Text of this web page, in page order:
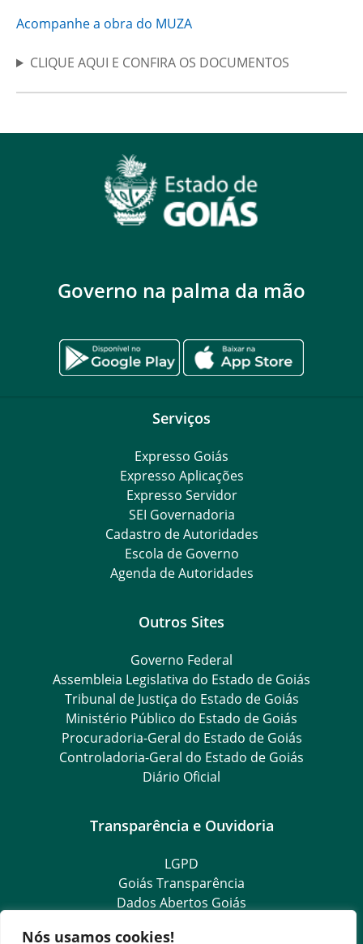
Nós usamos cookies!
Acompanhe a obra do MUZA
CLIQUE AQUI E CONFIRA OS DOCUMENTOS
Governo na palma da mão
Serviços
Expresso Goiás
Expresso Aplicações
Expresso Servidor
SEI Governadoria
Cadastro de Autoridades
Escola de Governo
Agenda de Autoridades
Outros Sites
Governo Federal
Assembleia Legislativa do Estado de Goiás
Tribunal de Justiça do Estado de Goiás
Ministério Público do Estado de Goiás
Procuradoria-Geral do Estado de Goiás
Controladoria-Geral do Estado de Goiás
Diário Oficial
Transparência e Ouvidoria
LGPD
Goiás Transparência
Dados Abertos Goiás